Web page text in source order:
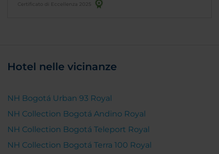
Certificato di Eccellenza 2025
Hotel nelle vicinanze
NH Bogotá Urban 93 Royal
NH Collection Bogotá Andino Royal
NH Collection Bogotá Teleport Royal
NH Collection Bogotá Terra 100 Royal